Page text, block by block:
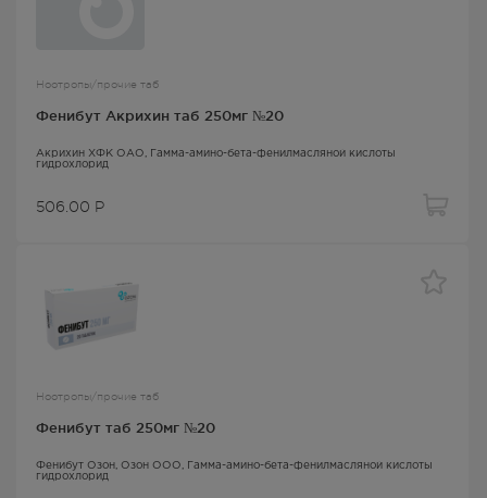
Ноотропы/прочие таб
Фенибут Акрихин таб 250мг №20
Акрихин ХФК ОАО,
Гамма-амино-бета-фенилмасляной кислоты
гидрохлорид
506.00 Р
Ноотропы/прочие таб
Фенибут таб 250мг №20
Фенибут Озон , Озон ООО,
Гамма-амино-бета-фенилмасляной кислоты
гидрохлорид